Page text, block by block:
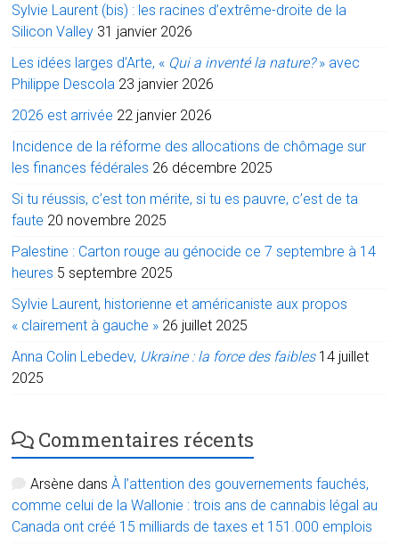
Sylvie Laurent (bis) : les racines d’extrême-droite de la
Silicon Valley 31 janvier 2026
Les idées larges d’Arte, « Qui a inventé la nature?» avec
Philippe Descola 23 janvier 2026
2026 est arrivée 22 janvier 2026
Incidence de la réforme des allocations de chômage sur
les finances fédérales 26 décembre 2025
Si tu réussis, c’est ton mérite, si tu es pauvre, c’est de ta
faute 20 novembre 2025
Palestine : Carton rouge au génocide ce 7 septembre à 14
heures 5 septembre 2025
Sylvie Laurent, historienne et américaniste aux propos
« clairement à gauche » 26 juillet 2025
Anna Colin Lebedev, Ukraine : la force des faibles 14 juillet
2025
Commentaires récents
Arsène dansÀ l’attention des gouvernements fauchés,
comme celui de la Wallonie : trois ans de cannabis légal au
Canada ont créé 15 milliards de taxes et 151.000 emplois